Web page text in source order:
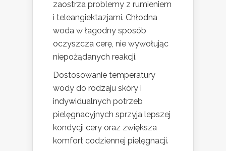
zaostrza problemy z rumieniem
i teleangiektazjami. Chłodna
woda w łagodny sposób
oczyszcza cerę, nie wywołując
niepożądanych reakcji.
Dostosowanie temperatury
wody do rodzaju skóry i
indywidualnych potrzeb
pielęgnacyjnych sprzyja lepszej
kondycji cery oraz zwiększa
komfort codziennej pielęgnacji.